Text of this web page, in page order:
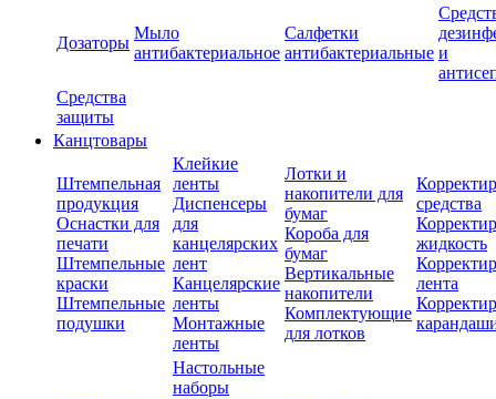
Дозаторы
Мыло
антибактериальное
Салфетки
антибактериальные и
Средства
защиты
Канцтовары
Штемпельная
продукция
Оснастки для
печати
Штемпельные
краски
Штемпельные
подушки
Клейкие
ленты
Диспенсеры
для
канцелярских
лент
Канцелярские
ленты
Монтажные
ленты
Лотки и
накопители для
бумаг
Короба для
бумаг
Вертикальные
накопители
Комплектующие
для лотков
средства
жидкость
лента
Настольные
наборы